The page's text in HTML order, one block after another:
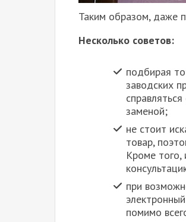
Таким образом, даже
Несколько советов:
подбирая
заводских
заменой;
не стоит
товар,
Кроме того,
при
помимо